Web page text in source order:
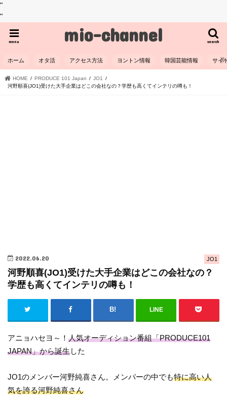
"
"
mio-channel search
menu
ホーム オタ活 アクセス方法 ヨントン情報 韓国芸能情報 サイ
HOME PRODUCE 101 Japan
JO1
河野順喜(JO1)受けた大手企業はどこの会社なの？学歴も高くてインテリの噂も！
JO1
2022.06.20
河野順喜(JO1)受けた大手企業はどこの会社なの？
学歴も高くてインテリの噂も！
LINE
アニョハセヨ～！人気オーディション番組「PRODUCE101
JAPAN」から誕生した
JO1のメンバー河野純喜さん。メンバーの中でも特に高い人
気を誇る河野純喜さん